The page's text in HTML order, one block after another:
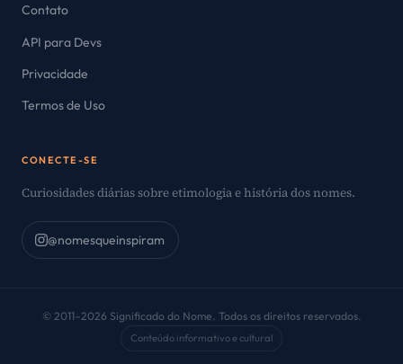
Contato
API para Devs
Privacidade
Termos de Uso
CONECTE-SE
Curiosidades diárias sobre etimologia e história dos nomes.
@nomesqueinspiram
© 2011–2026 Significado do Nome. Todos os direitos reservados.
Conteúdo informativo e cultural